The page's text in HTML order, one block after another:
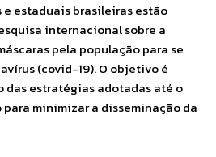
estaduais brasileiras estão
internacional sobre a
pela população para se
(covid-19). O objetivo é
das estratégias adotadas até o
minimizar a disseminação da